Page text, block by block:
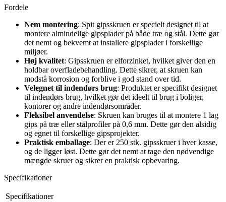
Fordele
Nem montering: Spit gipsskruen er specielt designet til at
montere almindelige gipsplader på både træ og stål. Dette gør
det nemt og bekvemt at installere gipsplader i forskellige
miljøer.
Høj kvalitet: Gipsskruen er elforzinket, hvilket giver den en
holdbar overfladebehandling. Dette sikrer, at skruen kan
modstå korrosion og forblive i god stand over tid.
Velegnet til indendørs brug: Produktet er specifikt designet
til indendørs brug, hvilket gør det ideelt til brug i boliger,
kontorer og andre indendørsområder.
Fleksibel anvendelse: Skruen kan bruges til at montere 1 lag
gips på træ eller stålprofiler på 0,6 mm. Dette gør den alsidig
og egnet til forskellige gipsprojekter.
Praktisk emballage: Der er 250 stk. gipsskruer i hver kasse,
og de ligger løst. Dette gør det nemt at tage den nødvendige
mængde skruer og sikrer en praktisk opbevaring.
Specifikationer
Specifikationer